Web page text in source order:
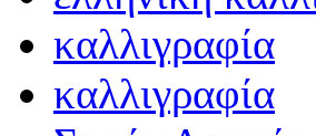
καλλιγραφία
καλλιγραφία